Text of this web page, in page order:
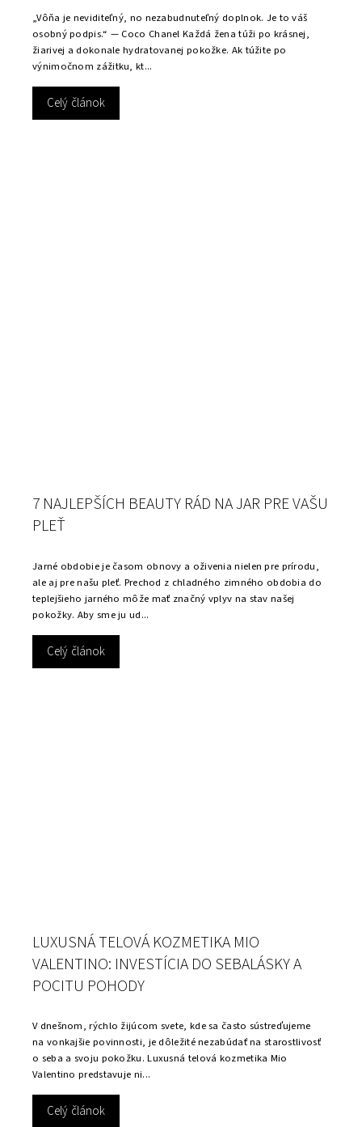
„Vôňa je neviditeľný, no nezabudnuteľný doplnok. Je to váš
osobný podpis.“ — Coco Chanel Každá žena túži po krásnej,
žiarivej a dokonale hydratovanej pokožke. Ak túžite po
výnimočnom zážitku, kt...
Celý článok
7 NAJLEPŠÍCH BEAUTY RÁD NA JAR PRE VAŠU
PLEŤ
Jarné obdobie je časom obnovy a oživenia nielen pre prírodu,
ale aj pre našu pleť. Prechod z chladného zimného obdobia do
teplejšieho jarného môže mať značný vplyv na stav našej
pokožky. Aby sme ju ud...
Celý článok
LUXUSNÁ TELOVÁ KOZMETIKA MIO
VALENTINO: INVESTÍCIA DO SEBALÁSKY A
POCITU POHODY
V dnešnom, rýchlo žijúcom svete, kde sa často sústreďujeme
na vonkajšie povinnosti, je dôležité nezabúdať na starostlivosť
o seba a svoju pokožku. Luxusná telová kozmetika Mio
Valentino predstavuje ni...
Celý článok